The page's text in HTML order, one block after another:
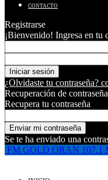
CONTACTO
Registrarse
¡Bienvenido! Ingresa en tu
¿Olvidaste tu contraseña?
Recuperación de contraseña
Recupera tu contraseña
Se te ha enviado una
FM GOLD ORAN 107.1